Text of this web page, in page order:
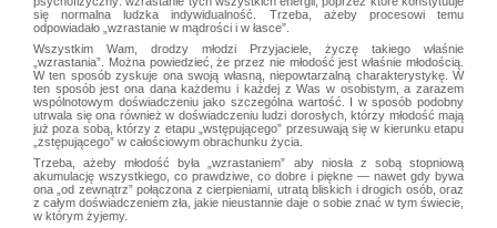
się normalna ludzka indywidualność. Trzeba, ażeby procesowi temu
odpowiadało „wzrastanie w mądrości i w łasce”.
Wszystkim Wam, drodzy młodzi Przyjaciele, życzę takiego właśnie
„wzrastania”. Można powiedzieć, że przez nie młodość jest właśnie młodością.
W ten sposób zyskuje ona swoją własną, niepowtarzalną charakterystykę. W
ten sposób jest ona dana każdemu i każdej z Was w osobistym, a zarazem
wspólnotowym doświadczeniu jako szczególna wartość. I w sposób podobny
utrwala się ona również w doświadczeniu ludzi dorosłych, którzy młodość mają
już poza sobą, którzy z etapu „wstępującego” przesuwają się w kierunku etapu
„zstępującego” w całościowym obrachunku życia.
Trzeba, ażeby młodość była „wzrastaniem” aby niosła z sobą stopniową
akumulację wszystkiego, co prawdziwe, co dobre i piękne — nawet gdy bywa
ona „od zewnątrz” połączona z cierpieniami, utratą bliskich i drogich osób, oraz
z całym doświadczeniem zła, jakie nieustannie daje o sobie znać w tym świecie,
w którym żyjemy.